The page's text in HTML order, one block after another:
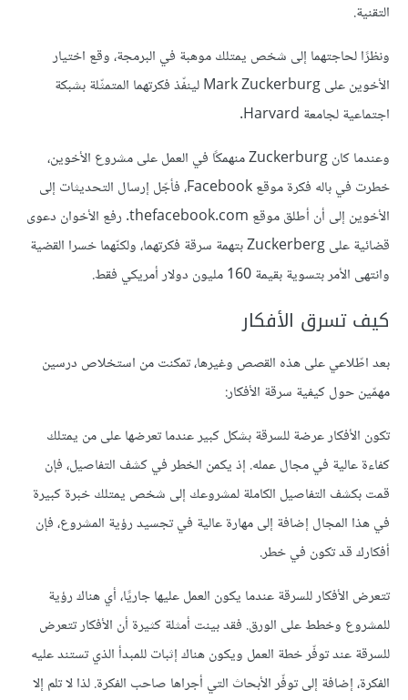
التقنية.
ونظرًا لحاجتهما إلى شخص يمتلك موهبة في البرمجة، وقع اختيار
الأخوين على Mark Zuckerburg لينفّذ فكرتهما المتمثّلة بشبكة
اجتماعية لجامعة Harvard.
وعندما كان Zuckerburg منهمكًا في العمل على مشروع الأخوين،
خطرت في باله فكرة موقع Facebook، فأجّل إرسال التحديثات إلى
الأخوين إلى أن أطلق موقع thefacebook.com. رفع الأخوان دعوى
قضائية على Zuckerberg بتهمة سرقة فكرتهما، ولكنّهما خسرا القضية
وانتهى الأمر بتسوية بقيمة 160 مليون دولار أمريكي فقط.
كيف تسرق الأفكار
بعد اطّلاعي على هذه القصص وغيرها، تمكنت من استخلاص درسين
مهمّين حول كيفية سرقة الأفكار:
تكون الأفكار عرضة للسرقة بشكل كبير عندما تعرضها على من يمتلك
كفاءة عالية في مجال عمله. إذ يكمن الخطر في كشف التفاصيل، فإن
قمت بكشف التفاصيل الكاملة لمشروعك إلى شخص يمتلك خبرة كبيرة
في هذا المجال إضافة إلى مهارة عالية في تجسيد رؤية المشروع، فإن
أفكارك قد تكون في خطر.
تتعرض الأفكار للسرقة عندما يكون العمل عليها جاريًا، أي هناك رؤية
للمشروع وخطط على الورق. فقد بينت أمثلة كثيرة أن الأفكار تتعرض
للسرقة عند توفّر خطة العمل ويكون هناك إثبات للمبدأ الذي تستند عليه
الفكرة، إضافة إلى توفّر الأبحاث التي أجراها صاحب الفكرة. لذا لا تلم إلا